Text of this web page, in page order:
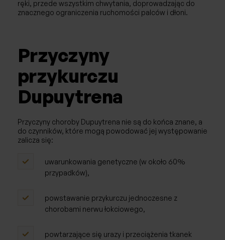
Afereza/Apherese
Badania
Fizjoterapia
ręki, przede wszystkim chwytania, doprowadzając do
znacznego ograniczenia ruchomości palców i dłoni.
Przyczyny
przykurczu
Dupuytrena
Przyczyny choroby Dupuytrena nie są do końca znane, a
do czynników, które mogą powodować jej występowanie
zalicza się:
uwarunkowania genetyczne (w około 60%
przypadków),
powstawanie przykurczu jednoczesne z
chorobami nerwu łokciowego,
powtarzające się urazy i przeciążenia tkanek